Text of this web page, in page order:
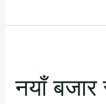
नयाँ बजार
सेवाकेन्द्रमा